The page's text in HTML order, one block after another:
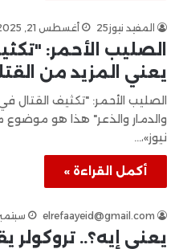
المفيد نيوز25 أغسطس 21, 2025
الصليب الأحمر:
يعني المزيد من
الصليب الأحمر: "تكثيف القتال
والدمار والذعر" هذا هو موضوع
نيوز»،…
أكمل القراءة »
elrefaayeid@gmail.com سبتمبر 15,
يعني إيه؟.. تروكولر